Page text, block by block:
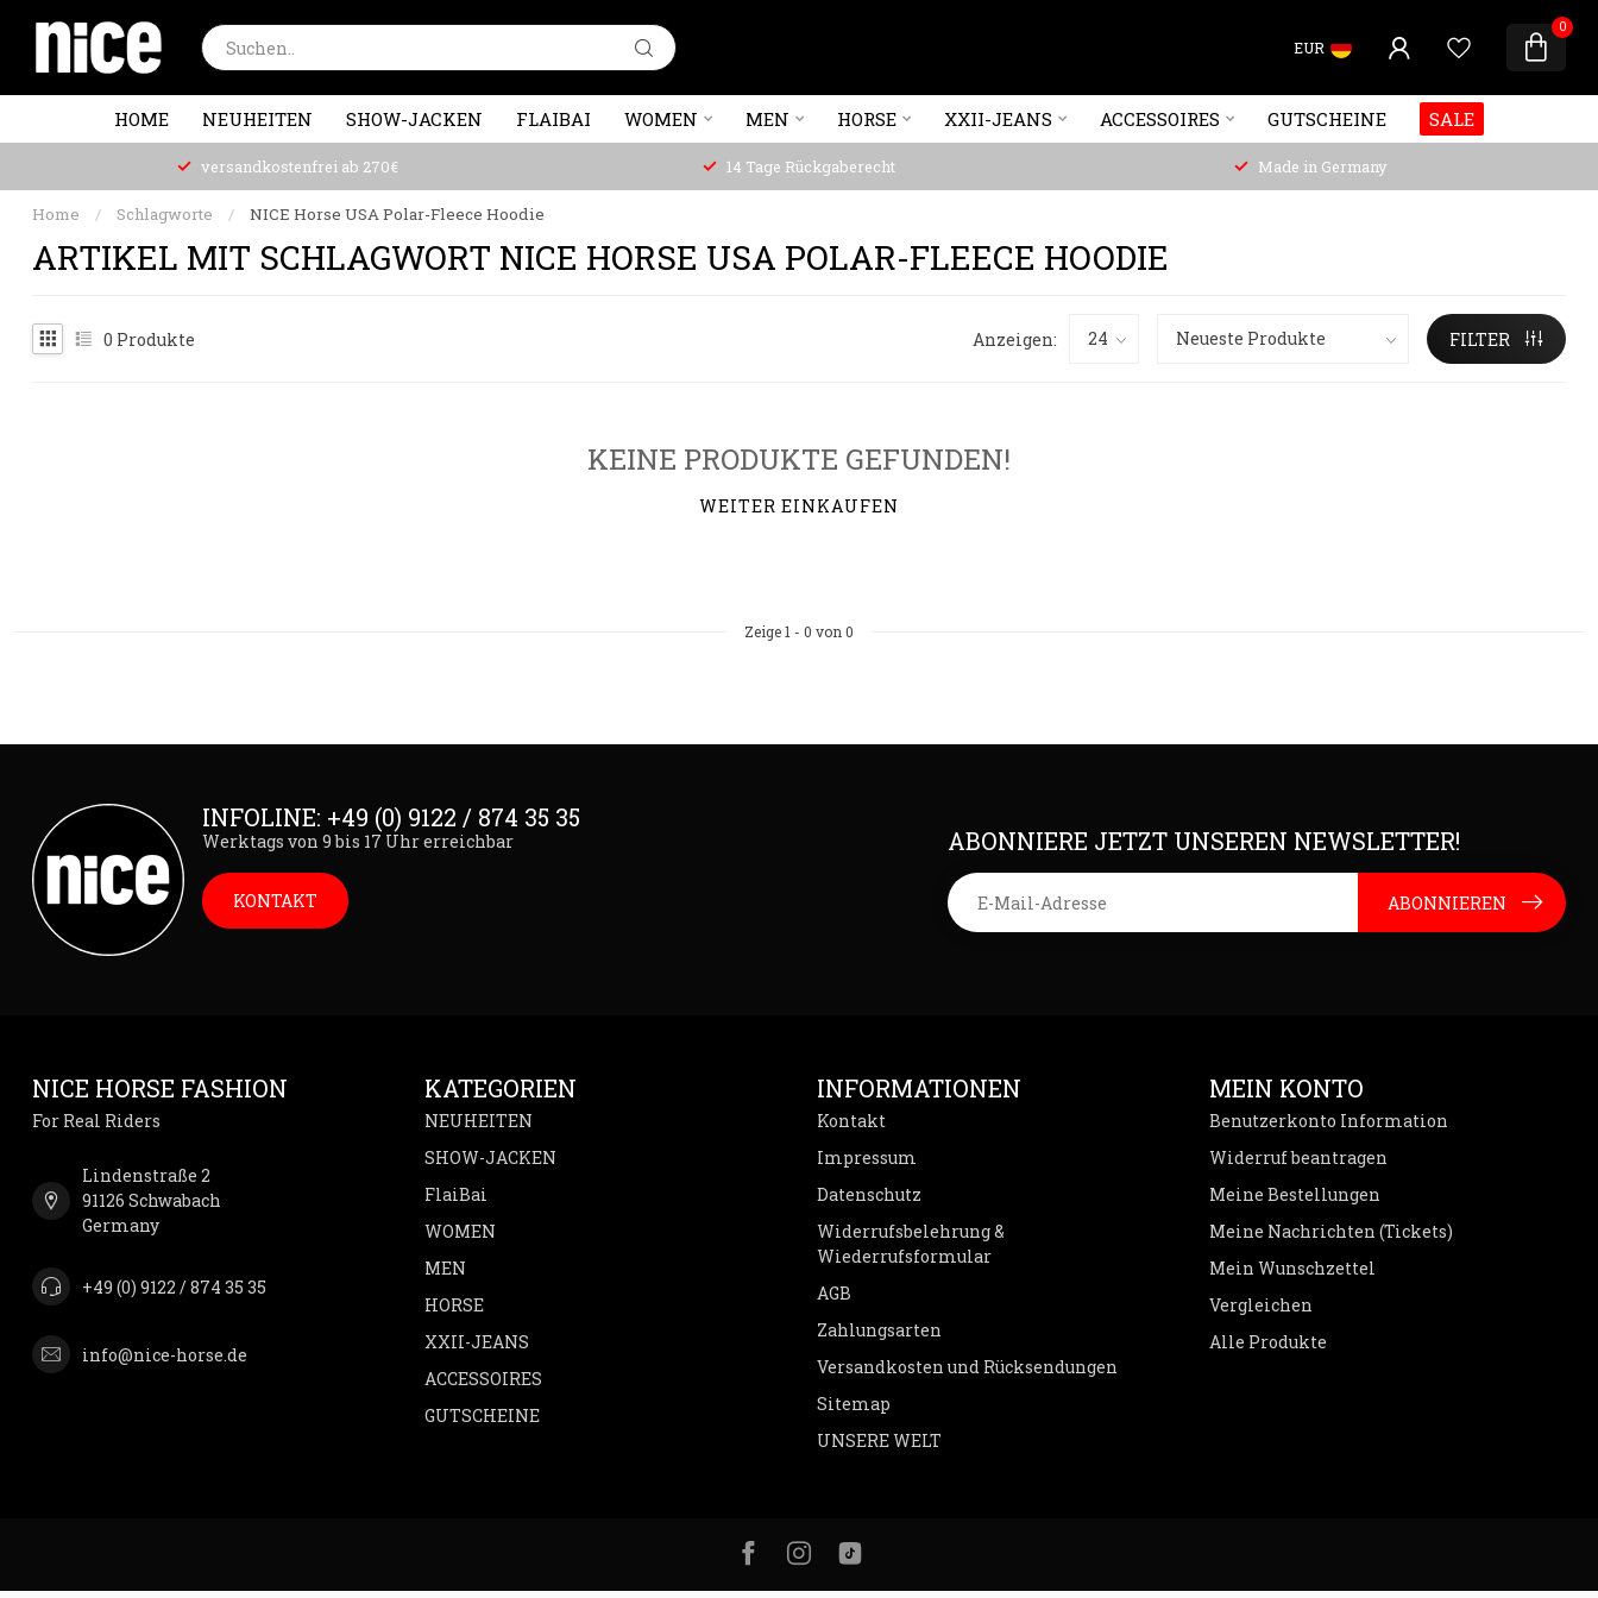
EUR
0
HOME NEUHEITEN SHOW-JACKEN FLAIBAI WOMEN MEN HORSE XXII-JEANS ACCESSOIRES GUTSCHEINE SALE
versandkostenfrei ab 270€ 14 Tage Rückgaberecht Made in Germany
Home / Schlagworte / NICE Horse USA Polar-Fleece Hoodie
ARTIKEL MIT SCHLAGWORT NICE HORSE USA POLAR-FLEECE HOODIE
0 Produkte Anzeigen: FILTER
KEINE PRODUKTE GEFUNDEN!
WEITER EINKAUFEN
Zeige1 - 0 von 0
INFOLINE: +49 (0) 9122 / 874 35 35
Werktags von 9 bis 17 Uhr erreichbar
KONTAKT
ABONNIERE JETZT UNSEREN NEWSLETTER!
ABONNIEREN
NICE HORSE FASHION
For Real Riders
Lindenstraße 2
91126 Schwabach
Germany
+49 (0) 9122 / 874 35 35
info@nice-horse.de
KATEGORIEN
NEUHEITEN
SHOW-JACKEN
FlaiBai
WOMEN
MEN
HORSE
XXII-JEANS
ACCESSOIRES
GUTSCHEINE
INFORMATIONEN
Kontakt
Impressum
Datenschutz
Widerrufsbelehrung &
Wiederrufsformular
AGB
Zahlungsarten
Versandkosten und Rücksendungen
Sitemap
UNSERE WELT
MEIN KONTO
Benutzerkonto Information
Widerruf beantragen
Meine Bestellungen
Meine Nachrichten (Tickets)
Mein Wunschzettel
Vergleichen
Alle Produkte